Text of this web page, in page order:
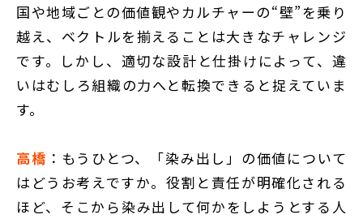
国や地域ごとの価値観やカルチャーの“壁”を乗り
越え、ベクトルを揃えることは大きなチャレンジ
です。しかし、適切な設計と仕掛けによって、違
いはむしろ組織の力へと転換できると捉えていま
す。
高橋 ：もうひとつ、「染み出し」の価値について
はどうお考えですか。役割と責任が明確化される
ほど、そこから染み出して何かをしようとする人